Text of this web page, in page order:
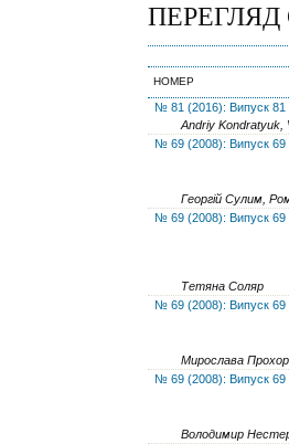
ПЕРЕГЛЯД
НОМЕР
№ 81 (2016): Випуск 81
Andriy
№ 69 (2008): Випуск 69
Георгій Сулим,
№ 69 (2008): Випуск 69
Тетяна Соляр
№ 69 (2008): Випуск 69
Мирослава
№ 69 (2008): Випуск 69
Володимир